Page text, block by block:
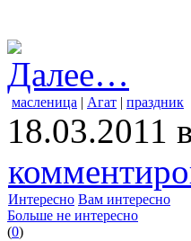
Далее…
масленица | Агат | праздник
18.03.2011
Интересно Вам интересно
Больше не интересно
(0)